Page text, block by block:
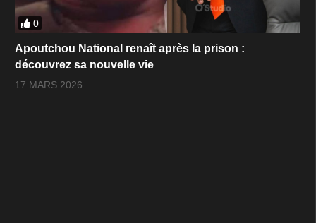
0
Apoutchou National renaît après la prison :
découvrez sa nouvelle vie
17 MARS 2026